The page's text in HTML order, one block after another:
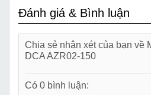
Đánh giá & Bình luận
Chia sẻ nhận xét của bạn về
DCA AZR02-150
Có 0 bình luận: